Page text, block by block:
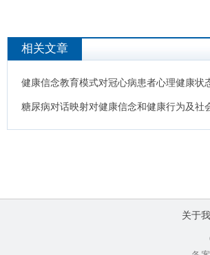
相关文章
健康信念教育模式对冠心病患者心理健康状
糖尿病对话映射对健康信念和健康行为及社
关于